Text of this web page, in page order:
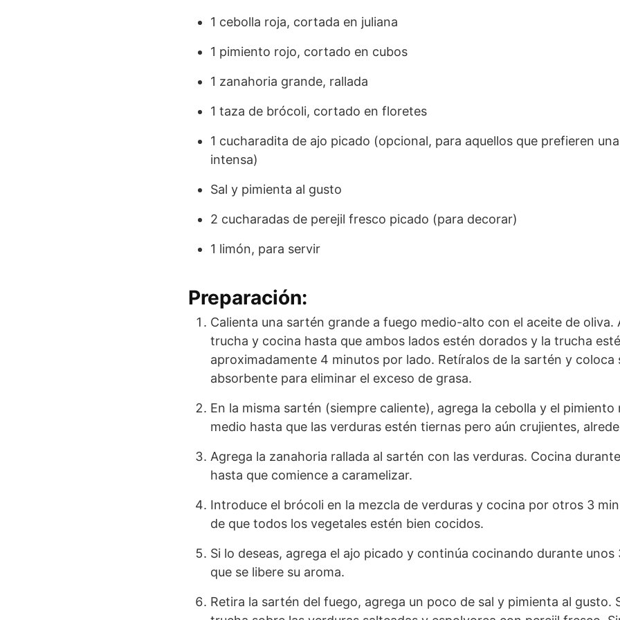
1 cebolla roja, cortada en juliana
1 pimiento rojo, cortado en cubos
1 zanahoria grande, rallada
1 taza de brócoli, cortado en floretes
1 cucharadita de ajo picado (opcional, para aquellos que prefieren
intensa)
Sal y pimienta al gusto
2 cucharadas de perejil fresco picado (para decorar)
1 limón, para servir
Preparación:
Calienta una sartén grande a fuego medio-alto con el aceite de oliva.
trucha y cocina hasta que ambos lados estén dorados y la trucha
aproximadamente 4 minutos por lado. Retíralos de la sartén y coloca
absorbente para eliminar el exceso de grasa.
En la misma sartén (siempre caliente), agrega la cebolla y el
medio hasta que las verduras estén tiernas pero aún crujientes,
Agrega la zanahoria rallada al sartén con las verduras. Cocina
hasta que comience a caramelizar.
Introduce el brócoli en la mezcla de verduras y cocina por otros 3
de que todos los vegetales estén bien cocidos.
Si lo deseas, agrega el ajo picado y continúa cocinando durante unos
que se libere su aroma.
Retira la sartén del fuego, agrega un poco de sal y pimienta al gusto.